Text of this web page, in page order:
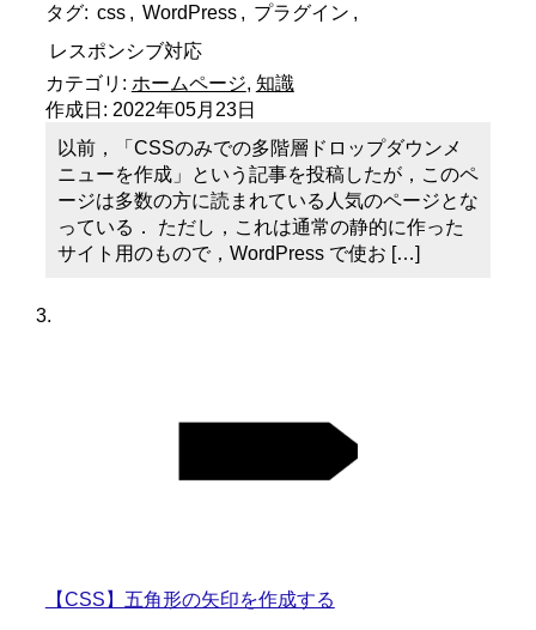
タグ: css , WordPress , プラグイン ,
レスポンシブ対応
カテゴリ: ホームページ, 知識
作成日: 2022年05月23日
以前，「CSSのみでの多階層ドロップダウンメ
ニューを作成」という記事を投稿したが，このペ
ージは多数の方に読まれている人気のページとな
っている． ただし，これは通常の静的に作った
サイト用のもので，WordPress で使お […]
【CSS】五角形の矢印を作成する